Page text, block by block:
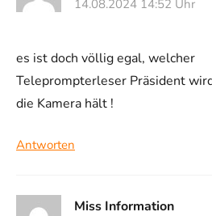
14.08.2024 14:52 Uhr
es ist doch völlig egal, welcher
Teleprompterleser Präsident
die Kamera hält !
Antworten
Miss Information